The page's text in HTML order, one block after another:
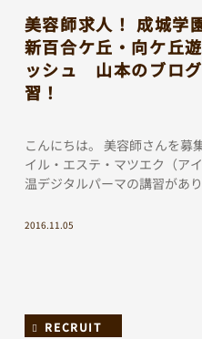
美容師求人！ 成城学
新百合ケ丘・向ケ丘
ッシュ 山本のブロ
習！
こんにちは。 美容師さんを募
イル・エステ・マツエク（ア
温デジタルパーマの講習が
2016.11.05
RECRUIT